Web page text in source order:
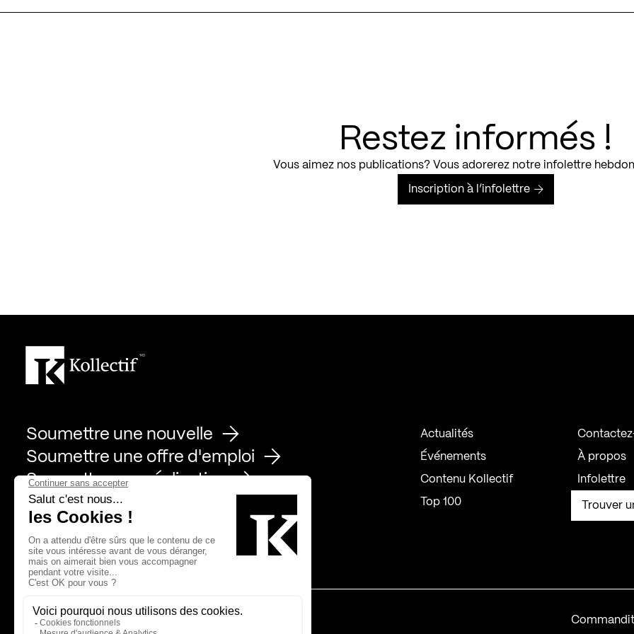
Restez informés !
Vous aimez nos publications? Vous adorerez notre infolettre
Inscription à l’infolettre
Soumettre une nouvelle
Soumettre une offre d'emploi
Soumettre une réalisation
Actualités
Événements
Contenu Kollectif
Top 100
À propos
Infolettre
Trouver
Page Facebook de Kollectif
Page Instagram de Kollectif
Page Linkedin de Kollectif
Partenaires